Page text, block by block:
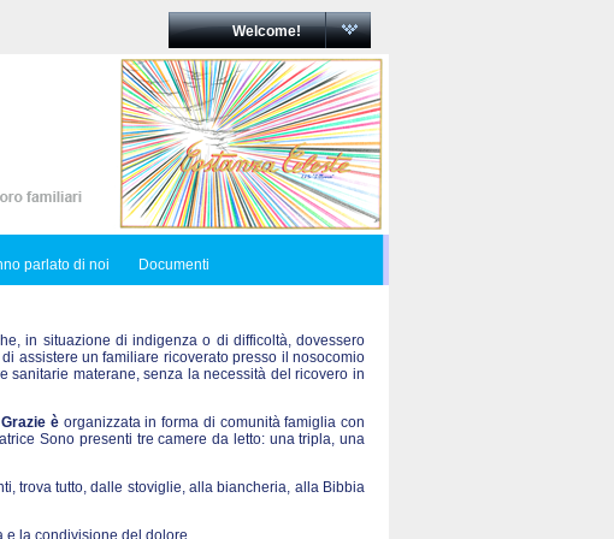
Welcome!
parlato di noi Documenti
in situazione di indigenza o di difficoltà, dovessero
assistere un familiare ricoverato presso il nosocomio
materane, senza la necessità del ricovero in
èorganizzata in forma di comunità famiglia con
Sono presenti tre camere da letto: una tripla, una
trova tutto, dalle stoviglie, alla biancheria, alla Bibbia
la condivisione del dolore.